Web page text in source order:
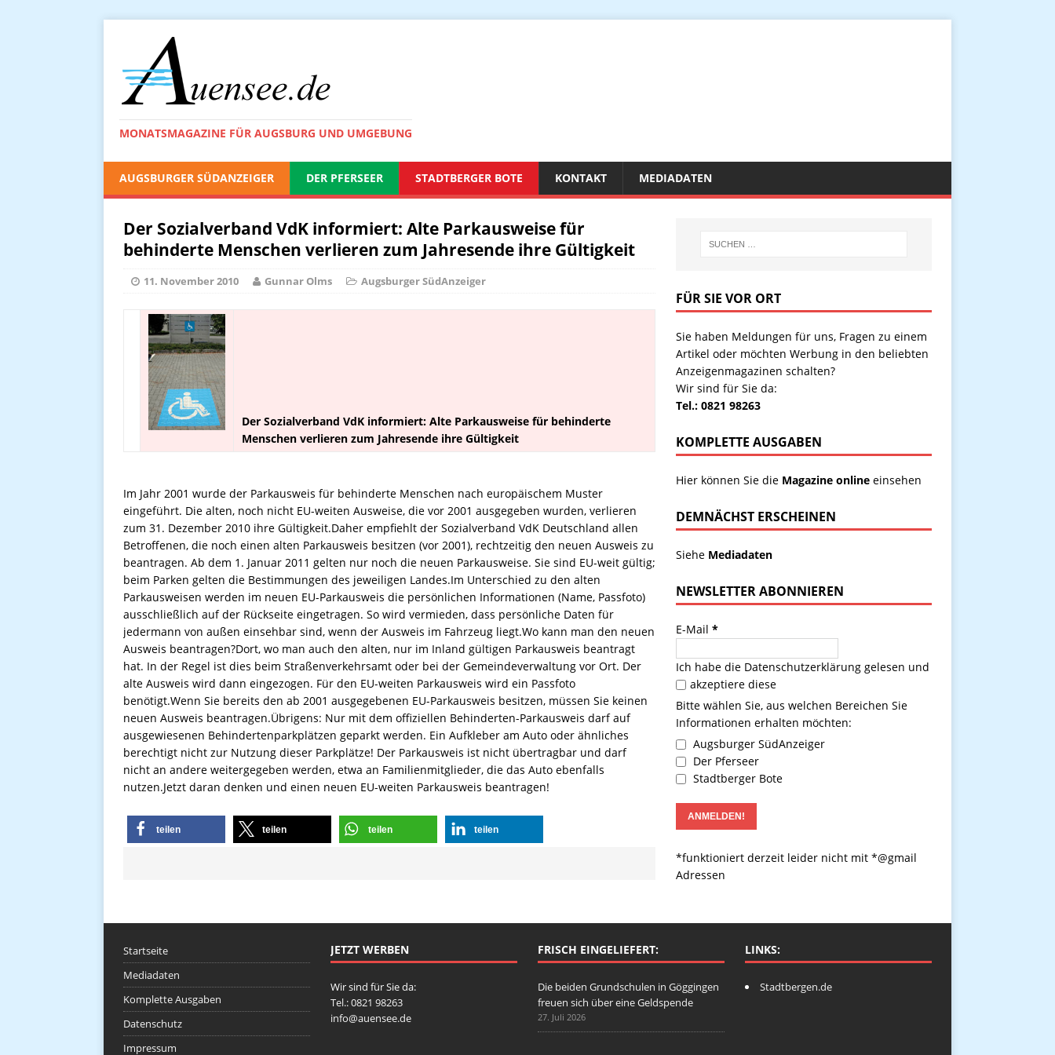
MONATSMAGAZINE FÜR AUGSBURG UND UMGEBUNG
AUGSBURGER SÜDANZEIGER DER PFERSEER STADTBERGER BOTE KONTAKT MEDIADATEN
Der Sozialverband VdK informiert: Alte Parkausweise für
behinderte Menschen verlieren zum Jahresende ihre Gültigkeit
11. November 2010 Gunnar Olms Augsburger SüdAnzeiger
Der Sozialverband VdK informiert: Alte Parkausweise für behinderte
Menschen verlieren zum Jahresende ihre Gültigkeit
Im Jahr 2001 wurde der Parkausweis für behinderte Menschen nach europäischem Muster
eingeführt. Die alten, noch nicht EU-weiten Ausweise, die vor 2001 ausgegeben wurden, verlieren
zum 31. Dezember 2010 ihre Gültigkeit.Daher empfiehlt der Sozialverband VdK Deutschland allen
Betroffenen, die noch einen alten Parkausweis besitzen (vor 2001), rechtzeitig den neuen Ausweis zu
beantragen. Ab dem 1. Januar 2011 gelten nur noch die neuen Parkausweise. Sie sind EU-weit gültig;
beim Parken gelten die Bestimmungen des jeweiligen Landes.Im Unterschied zu den alten
Parkausweisen werden im neuen EU-Parkausweis die persönlichen Informationen (Name, Passfoto)
ausschließlich auf der Rückseite eingetragen. So wird vermieden, dass persönliche Daten für
jedermann von außen einsehbar sind, wenn der Ausweis im Fahrzeug liegt.Wo kann man den neuen
Ausweis beantragen?Dort, wo man auch den alten, nur im Inland gültigen Parkausweis beantragt
hat. In der Regel ist dies beim Straßenverkehrsamt oder bei der Gemeindeverwaltung vor Ort. Der
alte Ausweis wird dann eingezogen. Für den EU-weiten Parkausweis wird ein Passfoto
benötigt.Wenn Sie bereits den ab 2001 ausgegebenen EU-Parkausweis besitzen, müssen Sie keinen
neuen Ausweis beantragen.Übrigens: Nur mit dem offiziellen Behinderten-Parkausweis darf auf
ausgewiesenen Behindertenparkplätzen geparkt werden. Ein Aufkleber am Auto oder ähnliches
berechtigt nicht zur Nutzung dieser Parkplätze! Der Parkausweis ist nicht übertragbar und darf
nicht an andere weitergegeben werden, etwa an Familienmitglieder, die das Auto ebenfalls
nutzen.Jetzt daran denken und einen neuen EU-weiten Parkausweis beantragen!
teilen teilen teilen teilen
FÜR SIE VOR ORT
Sie haben Meldungen für uns, Fragen zu einem
Artikel oder möchten Werbung in den beliebten
Anzeigenmagazinen schalten?
Wir sind für Sie da:
Tel.: 0821 98263
KOMPLETTE AUSGABEN
Hier können Sie die Magazine onlineeinsehen
DEMNÄCHST ERSCHEINEN
Siehe Mediadaten
NEWSLETTER ABONNIEREN
E-Mail *
Ich habe die Datenschutzerklärunggelesen und
akzeptiere diese
Bitte wählen Sie, aus welchen Bereichen Sie
Informationen erhalten möchten:
Augsburger SüdAnzeiger
Der Pferseer
Stadtberger Bote
*funktioniert derzeit leider nicht mit *@gmail
Adressen
Startseite
Mediadaten
Komplette Ausgaben
Datenschutz
Impressum
JETZT WERBEN
Wir sind für Sie da:
Tel.: 0821 98263
info@auensee.de
FRISCH EINGELIEFERT:
Die beiden Grundschulen in Göggingen
freuen sich über eine Geldspende
27. Juli 2026
LINKS:
Stadtbergen.de